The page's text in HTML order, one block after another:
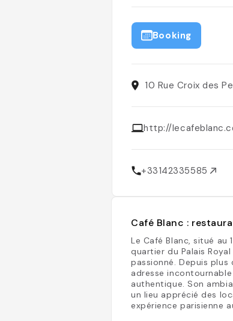
Booking
10 Rue Croix des
http://
+33142335585
Café Blanc :
Le Café Blanc, situé au
quartier du Palais
passionné. Depuis
adresse
authentique. Son
un lieu apprécié des
expérience parisienne